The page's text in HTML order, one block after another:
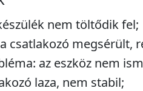
nem töltődik fel;
csatlakozó megsérült,
az eszköz nem
laza, nem stabil;